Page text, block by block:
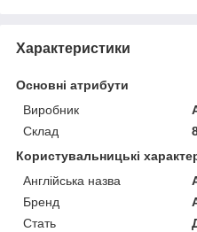
Характеристики
Основні атрибути
Виробник
Склад
Користувальницькі
Англійська назва
Бренд
Стать